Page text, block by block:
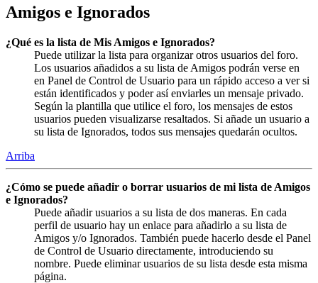
Amigos e Ignorados
¿Qué es la lista de Mis Amigos e Ignorados?
Puede utilizar la lista para organizar otros usuarios del foro.
Los usuarios añadidos a su lista de Amigos podrán verse en
en Panel de Control de Usuario para un rápido acceso a ver si
están identificados y poder así enviarles un mensaje privado.
Según la plantilla que utilice el foro, los mensajes de estos
usuarios pueden visualizarse resaltados. Si añade un usuario a
su lista de Ignorados, todos sus mensajes quedarán ocultos.
Arriba
¿Cómo se puede añadir o borrar usuarios de mi lista de Amigos
e Ignorados?
Puede añadir usuarios a su lista de dos maneras. En cada
perfil de usuario hay un enlace para añadirlo a su lista de
Amigos y/o Ignorados. También puede hacerlo desde el Panel
de Control de Usuario directamente, introduciendo su
nombre. Puede eliminar usuarios de su lista desde esta misma
página.